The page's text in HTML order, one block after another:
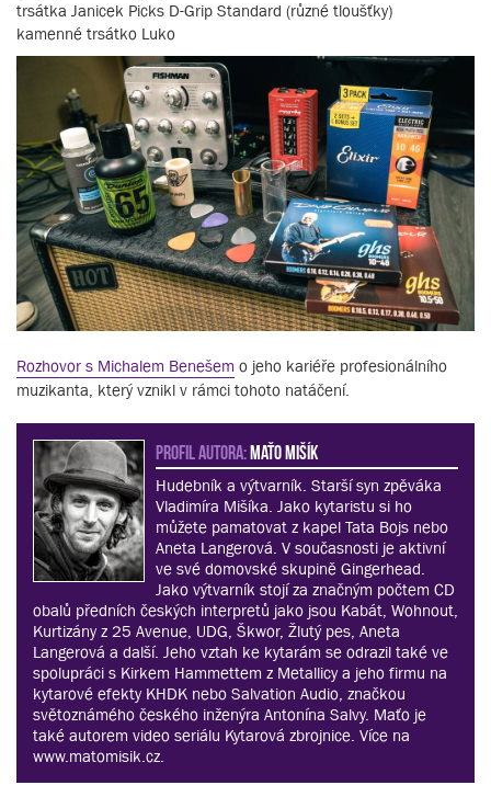
trsátka Janicek Picks D-Grip Standard (různé tloušťky)
kamenné trsátko Luko
Rozhovor s Michalem Benešem o jeho kariéře profesionálního
muzikanta, který vznikl v rámci tohoto natáčení.
PROFIL AUTORA:Maťo Mišík
Hudebník a výtvarník. Starší syn zpěváka
Vladimíra Mišíka. Jako kytaristu si ho
můžete pamatovat z kapel Tata Bojs nebo
Aneta Langerová. V současnosti je aktivní
ve své domovské skupině Gingerhead.
Jako výtvarník stojí za značným počtem CD
obalů předních českých interpretů jako jsou Kabát, Wohnout,
Kurtizány z 25 Avenue, UDG, Škwor, Žlutý pes, Aneta
Langerová a další. Jeho vztah ke kytarám se odrazil také ve
spolupráci s Kirkem Hammettem z Metallicy a jeho firmu na
kytarové efekty KHDK nebo Salvation Audio, značkou
světoznámého českého inženýra Antonína Salvy. Maťo je
také autorem video seriálu Kytarová zbrojnice. Více na
www.matomisik.cz.